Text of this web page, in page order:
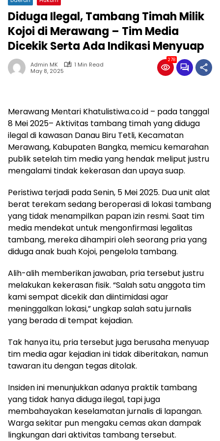
Diduga Ilegal, Tambang Timah Milik
Kojoi di Merawang – Tim Media
Dicekik Serta Ada Indikasi Menyuap
Admin MK
1 Min Read
May 8, 2025
278
Merawang Mentari Khatulistiwa.co.id – pada tanggal
8 Mei 2025– Aktivitas tambang timah yang diduga
ilegal di kawasan Danau Biru Tetli, Kecamatan
Merawang, Kabupaten Bangka, memicu kemarahan
publik setelah tim media yang hendak meliput justru
mengalami tindak kekerasan dan upaya suap.
Peristiwa terjadi pada Senin, 5 Mei 2025. Dua unit alat
berat terekam sedang beroperasi di lokasi tambang
yang tidak menampilkan papan izin resmi. Saat tim
media mendekat untuk mengonfirmasi legalitas
tambang, mereka dihampiri oleh seorang pria yang
diduga anak buah Kojoi, pengelola tambang.
Alih-alih memberikan jawaban, pria tersebut justru
melakukan kekerasan fisik. “Salah satu anggota tim
kami sempat dicekik dan diintimidasi agar
meninggalkan lokasi,” ungkap salah satu jurnalis
yang berada di tempat kejadian.
Tak hanya itu, pria tersebut juga berusaha menyuap
tim media agar kejadian ini tidak diberitakan, namun
tawaran itu dengan tegas ditolak.
Insiden ini menunjukkan adanya praktik tambang
yang tidak hanya diduga ilegal, tapi juga
membahayakan keselamatan jurnalis di lapangan.
Warga sekitar pun mengaku cemas akan dampak
lingkungan dari aktivitas tambang tersebut.